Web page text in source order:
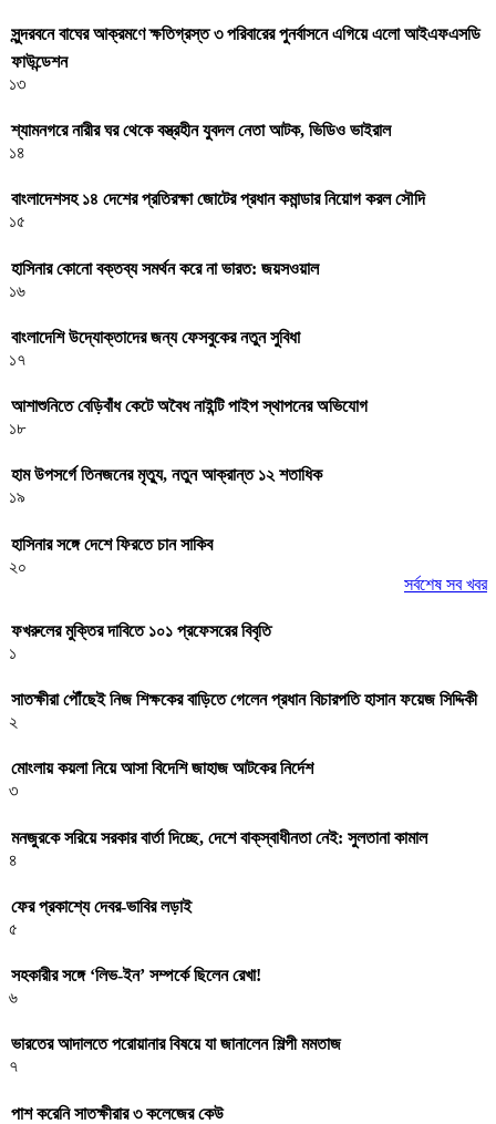
সুন্দরবনে বাঘের আক্রমণে ক্ষতিগ্রস্ত ৩ পরিবারের পুনর্বাসনে এগিয়ে এলো আইএফএসডি
ফাউন্ডেশন
১৩
শ্যামনগরে নারীর ঘর থেকে বস্ত্রহীন যুবদল নেতা আটক, ভিডিও ভাইরাল
১৪
বাংলাদেশসহ ১৪ দেশের প্রতিরক্ষা জোটের প্রধান কমান্ডার নিয়োগ করল সৌদি
১৫
হাসিনার কোনো বক্তব্য সমর্থন করে না ভারত: জয়সওয়াল
১৬
বাংলাদেশি উদ্যোক্তাদের জন্য ফেসবুকের নতুন সুবিধা
১৭
আশাশুনিতে বেড়িবাঁধ কেটে অবৈধ নাইন্টি পাইপ স্থাপনের অভিযোগ
১৮
হাম উপসর্গে তিনজনের মৃত্যু, নতুন আক্রান্ত ১২ শতাধিক
১৯
হাসিনার সঙ্গে দেশে ফিরতে চান সাকিব
২০
সর্বশেষ সব খবর
ফখরুলের মুক্তির দাবিতে ১০১ প্রফেসরের বিবৃতি
১
সাতক্ষীরা পৌঁছেই নিজ শিক্ষকের বাড়িতে গেলেন প্রধান বিচারপতি হাসান ফয়েজ সিদ্দিকী
২
মোংলায় কয়লা নিয়ে আসা বিদেশি জাহাজ আটকের নির্দেশ
৩
মনজুরকে সরিয়ে সরকার বার্তা দিচ্ছে, দেশে বাক্‌স্বাধীনতা নেই: সুলতানা কামাল
৪
ফের প্রকাশ্যে দেবর-ভাবির লড়াই
৫
সহকারীর সঙ্গে ‘লিভ-ইন’ সম্পর্কে ছিলেন রেখা!
৬
ভারতের আদালতে পরোয়ানার বিষয়ে যা জানালেন শিল্পী মমতাজ
৭
পাশ করেনি সাতক্ষীরার ৩ কলেজের কেউ